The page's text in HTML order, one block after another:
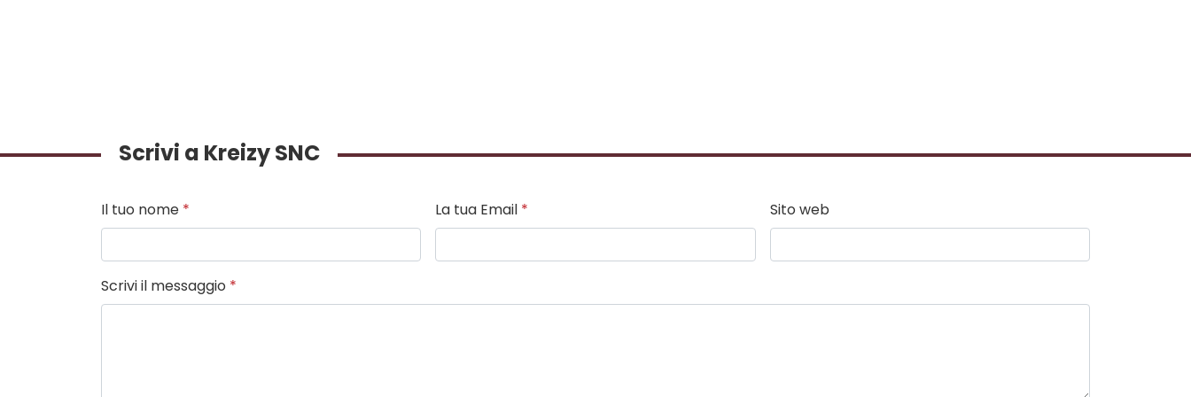
Scrivi a Kreizy SNC
Il tuo nome * La tua Email * Sito web
Scrivi il messaggio *